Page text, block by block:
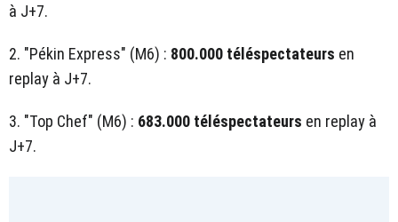
à J+7.
2. "Pékin Express" (M6) : 800.000 téléspectateurs en
replay à J+7.
3. "Top Chef" (M6) : 683.000 téléspectateurs en replay à
J+7.